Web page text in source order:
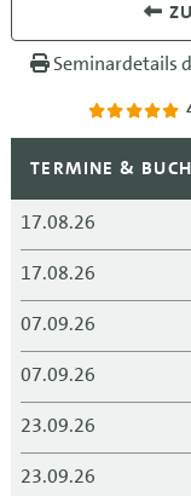
Seminardetails
TERMINE &
17.08.26
17.08.26
07.09.26
07.09.26
23.09.26
23.09.26